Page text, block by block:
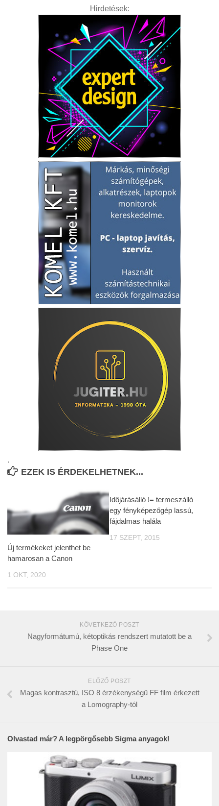
Hirdetések:
.
EZEK IS ÉRDEKELHETNEK...
Új termékeket jelenthet be
hamarosan a Canon
1 OKT, 2020
Időjárásálló != termeszálló –
egy fényképezőgép lassú,
fájdalmas halála
17 SZEPT, 2015
KÖVETKEZŐ POSZT
Nagyformátumú, kétoptikás rendszert mutatott be a
Phase One
ELŐZŐ POSZT
Magas kontrasztú, ISO 8 érzékenységű FF film érkezett
a Lomography-tól
Olvastad már? A legpörgősebb Sigma anyagok!